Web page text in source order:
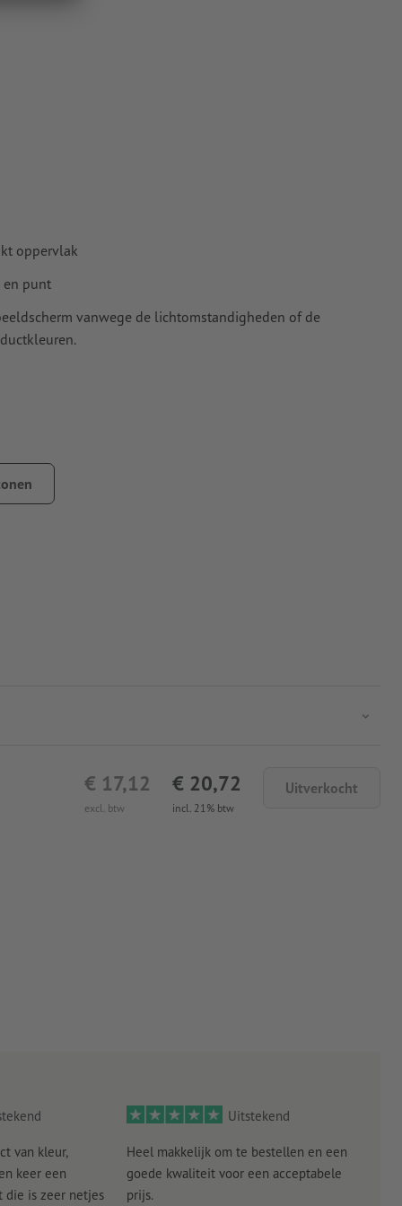
oppervlak
en punt
vanwege de lichtomstandigheden of de
excl. btw
€ 17,12
incl. 21% btw
€ 20,72 Uitverkocht
van kleur,
keer een
die is zeer netjes
Uitstekend
Heel makkelijk om te bestellen en een
goede kwaliteit voor een acceptabele
prijs.